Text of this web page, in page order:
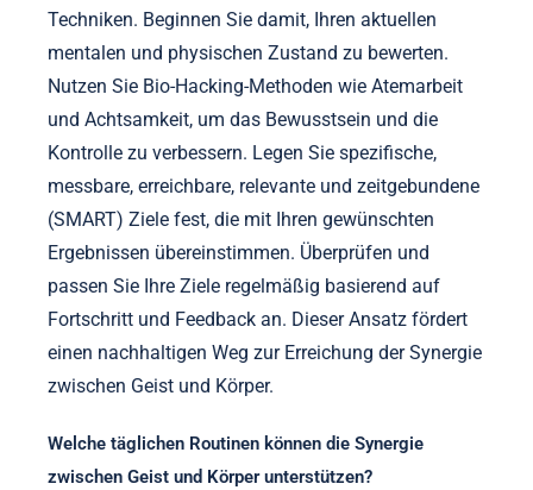
Techniken. Beginnen Sie damit, Ihren aktuellen
mentalen und physischen Zustand zu bewerten.
Nutzen Sie Bio-Hacking-Methoden wie Atemarbeit
und Achtsamkeit, um das Bewusstsein und die
Kontrolle zu verbessern. Legen Sie spezifische,
messbare, erreichbare, relevante und zeitgebundene
(SMART) Ziele fest, die mit Ihren gewünschten
Ergebnissen übereinstimmen. Überprüfen und
passen Sie Ihre Ziele regelmäßig basierend auf
Fortschritt und Feedback an. Dieser Ansatz fördert
einen nachhaltigen Weg zur Erreichung der Synergie
zwischen Geist und Körper.
Welche täglichen Routinen können die Synergie
zwischen Geist und Körper unterstützen?